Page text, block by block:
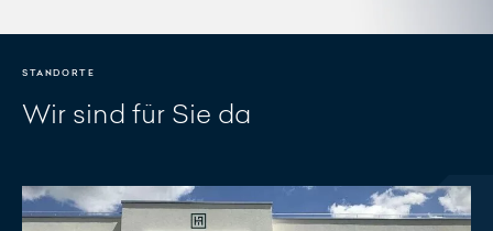
STANDORTE
Wir sind für Sie da